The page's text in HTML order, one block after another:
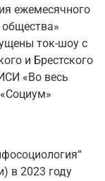
ежемесячного
общества»
ток-шоу с
и Брестского
«Во весь
в 2023 году